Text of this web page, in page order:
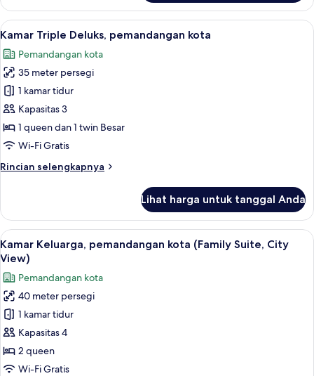
Kamar
Double
Deluks,
pemandangan
sungai
Lihat
semua
foto
untuk
Kamar
Triple
Deluks,
pemandangan
Kamar Triple Deluks, pemandangan
10
Kamar Triple Deluks, pemandangan kota
Pemandangan kota
35 meter persegi
1 kamar tidur
Kapasitas 3
1 queen dan 1 twin Besar
Wi-Fi Gratis
Rincian selengkapnya
Rincian
Kamar
Triple
Deluks,
pemandangan
Lihat harga untuk tanggal Anda
Lihat
semua
foto
untuk
Kamar
Keluarga,
pemandangan
kota
(Family
Seprai premium, selimut bulu angsa,
7
Kamar Keluarga, pemandangan kota (Family Suite, City
View)
Pemandangan kota
40 meter persegi
1 kamar tidur
Kapasitas 4
2 queen
Wi-Fi Gratis